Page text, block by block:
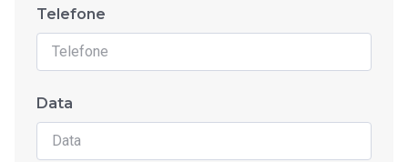
Telefone
Data